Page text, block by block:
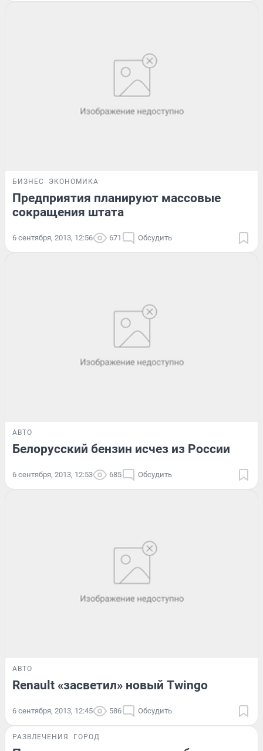
БИЗНЕС ЭКОНОМИКА
Предприятия планируют массовые
сокращения штата
6 сентября, 2013, 12:56 671 Обсудить
АВТО
Белорусский бензин исчез из России
6 сентября, 2013, 12:53 685 Обсудить
АВТО
Renault «засветил» новый Twingo
6 сентября, 2013, 12:45 586 Обсудить
РАЗВЛЕЧЕНИЯ ГОРОД